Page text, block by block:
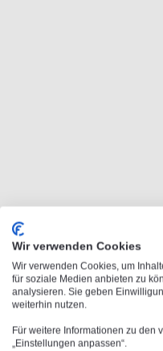
Zum
der
Wir verwenden Cookies
Wir verwenden Cookies, um
für soziale Medien anbieten zu
analysieren. Sie geben
weiterhin nutzen.
Für weitere Informationen zu den
„Einstellungen anpassen“.